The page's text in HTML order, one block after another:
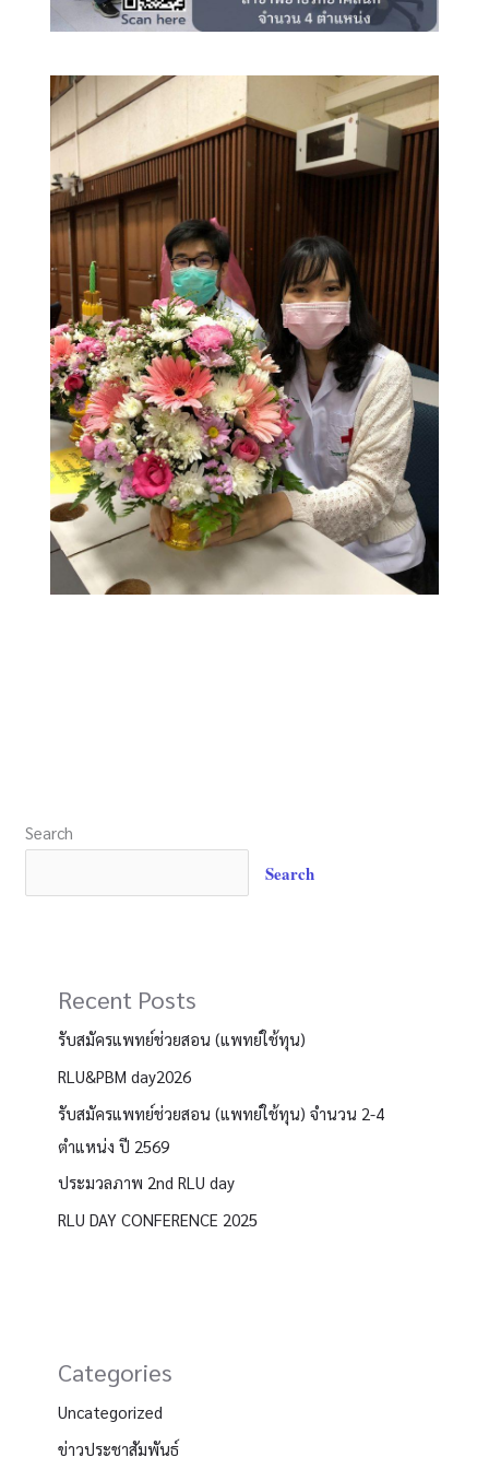
Search
Search
Recent Posts
รับสมัครแพทย์ช่วยสอน (แพทย์ใช้ทุน)
RLU&PBM day2026
รับสมัครแพทย์ช่วยสอน (แพทย์ใช้ทุน) จำนวน 2-4
ตำแหน่ง ปี 2569
ประมวลภาพ 2nd RLU day
RLU DAY CONFERENCE 2025
Categories
Uncategorized
ข่าวประชาสัมพันธ์